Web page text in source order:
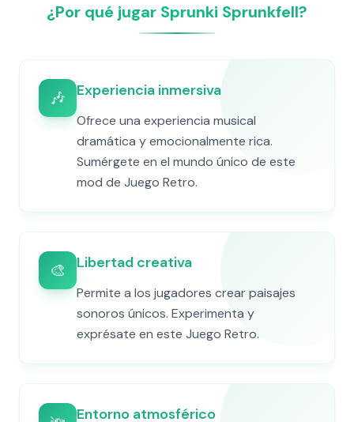
¿Por qué jugar Sprunki Sprunkfell?
🎶 Experiencia inmersiva
Ofrece una experiencia musical
dramática y emocionalmente rica.
Sumérgete en el mundo único de este
mod de Juego Retro.
🎨 Libertad creativa
Permite a los jugadores crear paisajes
sonoros únicos. Experimenta y
exprésate en este Juego Retro.
Entorno atmosférico